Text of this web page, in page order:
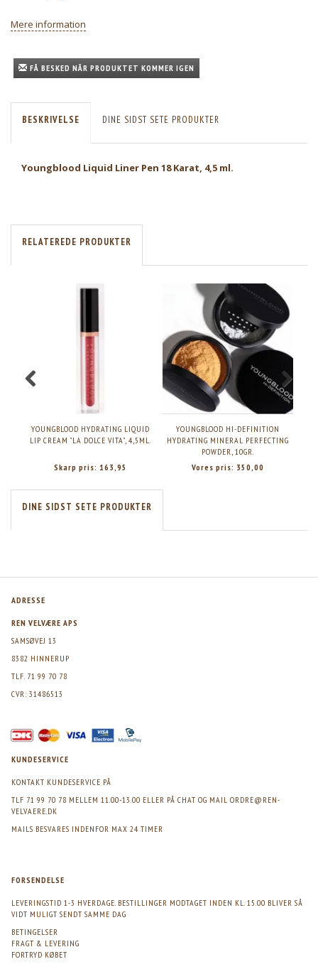
Mere information
FÅ BESKED NÅR PRODUKTET KOMMER IGEN
BESKRIVELSE DINE SIDST SETE PRODUKTER
Youngblood Liquid Liner Pen 18 Karat, 4,5 ml.
RELATEREDE PRODUKTER
YOUNGBLOOD HYDRATING LIQUID
LIP CREAM "LA DOLCE VITA", 4,5ML.
Skarp pris: 163,95
YOUNGBLOOD HI-DEFINITION
HYDRATING MINERAL PERFECTING
POWDER, 10GR.
Vores pris: 350,00
DINE SIDST SETE PRODUKTER
ADRESSE
REN VELVÆRE APS
SAMSØVEJ 13
8382 HINNERUP
TLF. 71 99 70 78
CVR: 31486513
KUNDESERVICE
KONTAKT KUNDESERVICE PÅ
TLF 71 99 70 78 MELLEM 11.00-13.00 ELLER PÅ CHAT OG MAIL ORDRE@REN-
VELVAERE.DK
MAILS BESVARES INDENFOR MAX 24 TIMER
FORSENDELSE
LEVERINGSTID 1-3 HVERDAGE. BESTILLINGER MODTAGET INDEN KL. 15.00 BLIVER SÅ
VIDT MULIGT SENDT SAMME DAG
BETINGELSER
FRAGT & LEVERING
FORTRYD KØBET